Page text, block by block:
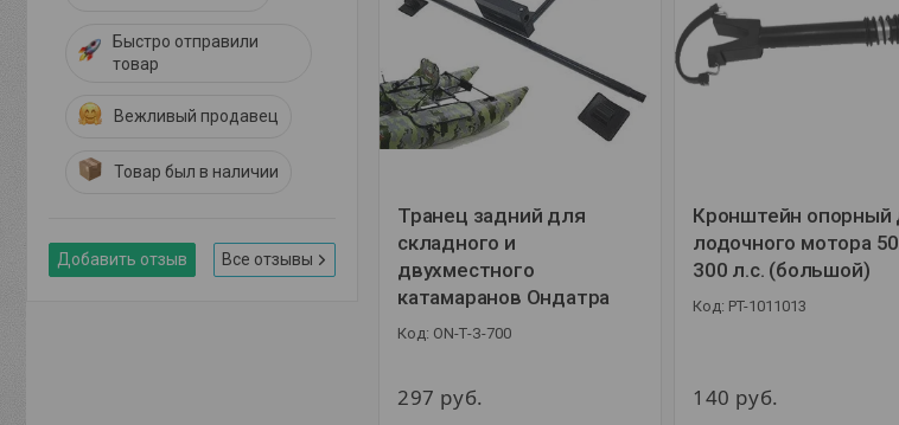
Транец задний для
складного и
двухместного
катамаранов Ондатра
ON-Т-З-700
297 руб.
Кронштейн опорный
лодочного мотора
300 л.с. (большой)
PT-1011013
140 руб.
Быстро отправили
товар
Вежливый продавец
Товар был в наличии
Добавить отзыв Все отзывы